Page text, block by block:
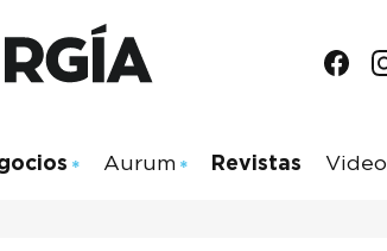
Aurum Revistas Video